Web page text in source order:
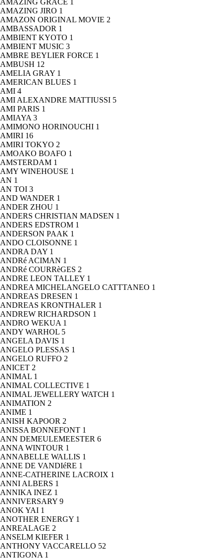
AMAZING GRACE 1
AMAZING JIRO 1
AMAZON ORIGINAL MOVIE 2
AMBASSADOR 1
AMBIENT KYOTO 1
AMBIENT MUSIC 3
AMBRE BEYLIER FORCE 1
AMBUSH 12
AMELIA GRAY 1
AMERICAN BLUES 1
AMI 4
AMI ALEXANDRE MATTIUSSI 5
AMI PARIS 1
AMIAYA 3
AMIMONO HORINOUCHI 1
AMIRI 16
AMIRI TOKYO 2
AMOAKO BOAFO 1
AMSTERDAM 1
AMY WINEHOUSE 1
AN 1
AN TOI 3
AND WANDER 1
ANDER ZHOU 1
ANDERS CHRISTIAN MADSEN 1
ANDERS EDSTROM 1
ANDERSON PAAK 1
ANDO CLOISONNE 1
ANDRA DAY 1
ANDRé ACIMAN 1
ANDRé COURRèGES 2
ANDRE LEON TALLEY 1
ANDREA MICHELANGELO CATTTANEO 1
ANDREAS DRESEN 1
ANDREAS KRONTHALER 1
ANDREW RICHARDSON 1
ANDRO WEKUA 1
ANDY WARHOL 5
ANGELA DAVIS 1
ANGELO PLESSAS 1
ANGELO RUFFO 2
ANICET 2
ANIMAL 1
ANIMAL COLLECTIVE 1
ANIMAL JEWELLERY WATCH 1
ANIMATION 2
ANIME 1
ANISH KAPOOR 2
ANISSA BONNEFONT 1
ANN DEMEULEMEESTER 6
ANNA WINTOUR 1
ANNABELLE WALLIS 1
ANNE DE VANDIéRE 1
ANNE-CATHERINE LACROIX 1
ANNI ALBERS 1
ANNIKA INEZ 1
ANNIVERSARY 9
ANOK YAI 1
ANOTHER ENERGY 1
ANREALAGE 2
ANSELM KIEFER 1
ANTHONY VACCARELLO 52
ANTIGONA 1